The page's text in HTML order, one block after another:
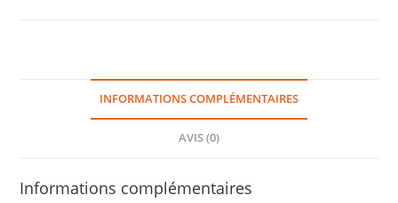
INFORMATIONS COMPLÉMENTAIRES
AVIS (0)
Informations complémentaires